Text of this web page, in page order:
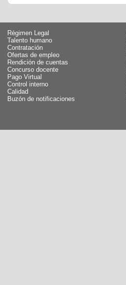
Régimen Legal
Talento humano
Contratación
Ofertas de empleo
Rendición de cuentas
Concurso docente
Pago Virtual
Control interno
Calidad
Buzón de notificaciones